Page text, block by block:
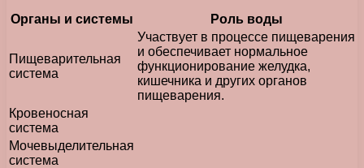
Органы и системы Роль воды
Пищеварительная
система
Участвует в процессе пищеварения
и обеспечивает нормальное
функционирование желудка,
кишечника и других органов
пищеварения.
Кровеносная
система
Мочевыделительная
система